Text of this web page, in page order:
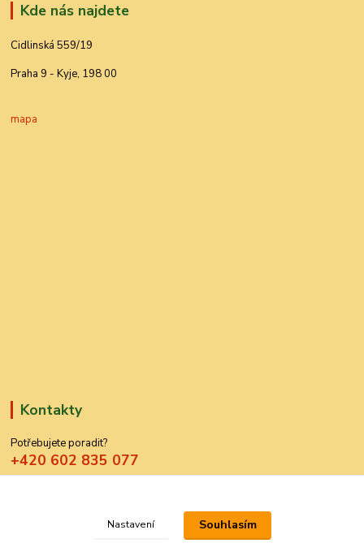
Kde nás najdete
Cidlinská 559/19
Praha 9 - Kyje, 198 00
mapa
Kontakty
Potřebujete poradit?
+420 602 835 077
Nastavení Souhlasím